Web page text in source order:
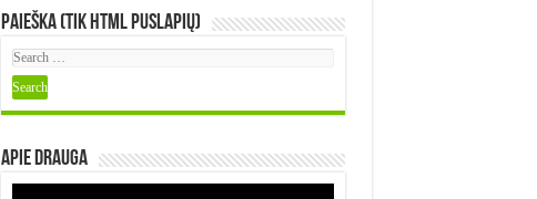
Paieška (tik HTML puslapių)
Apie DRAUGA